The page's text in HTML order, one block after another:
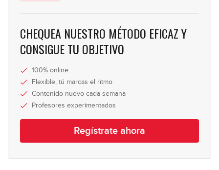
CHEQUEA NUESTRO MÉTODO EFICAZ Y
CONSIGUE TU OBJETIVO
100% online
Flexible, tú marcas el ritmo
Contenido nuevo cada semana
Profesores experimentados
Regístrate ahora